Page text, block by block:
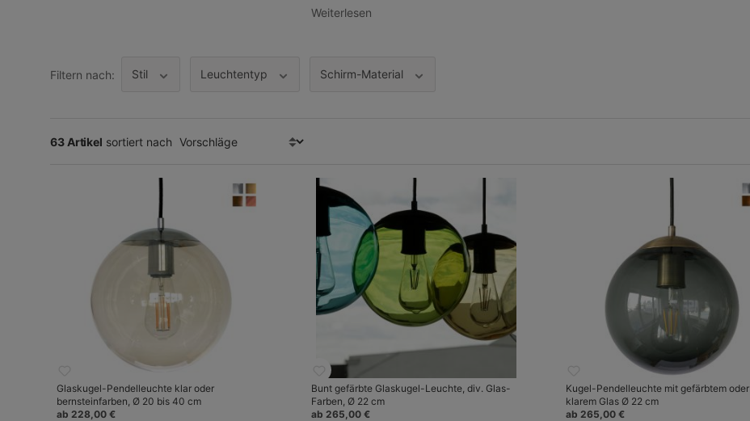
teils irisierenden Gläser enstehen in der schon im Mittelalter angewandten so genannten Lüstertechnik, die für
Weiterlesen
Filtern nach: Schirm-Material
Leuchtentyp
Stil
63 Artikel sortiert nach
Glaskugel-Pendelleuchte klar oder
bernsteinfarben, Ø 20 bis 40 cm
ab 228,00 €
Bunt gefärbte Glaskugel-Leuchte, div. Glas-
Farben, Ø 22 cm
ab 265,00 €
Kugel-Pendelleuchte mit gefärbtem oder
klarem Glas Ø 22 cm
ab 265,00 €